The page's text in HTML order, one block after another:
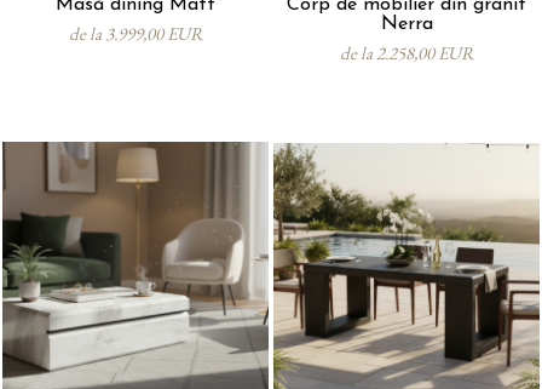
Masă dining Matt
de la 3.999,00 EUR
Corp de mobilier din granit
Nerra
de la 2.258,00 EUR